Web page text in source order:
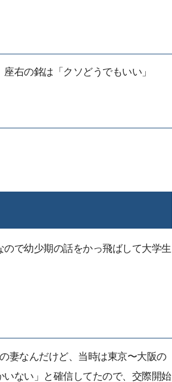
右の銘は「クソどうでもいい」
で幼少期の話をかっ飛ばして大学生
妻なんだけど、当時は東京〜大阪の
ない」と確信してたので、交際開始